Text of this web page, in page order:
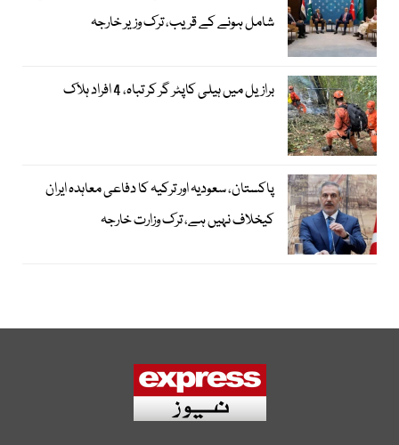
شامل ہونے کے قریب، ترک وزیر خارجہ
برازیل میں ہیلی کاپٹر گر کر تباہ، 4 افراد ہلاک
پاکستان، سعودیہ اور ترکیہ کا دفاعی معاہدہ ایران
کیخلاف نہیں ہے، ترک وزارت خارجہ